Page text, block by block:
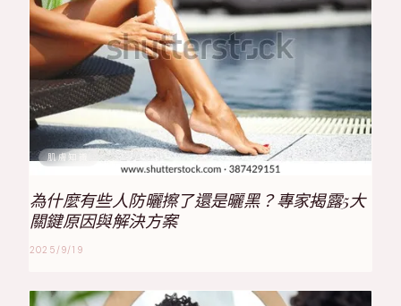
肌膚知識
為什麼有些人防曬擦了還是曬黑？專家揭露5大
關鍵原因與解決方案
2025/9/19